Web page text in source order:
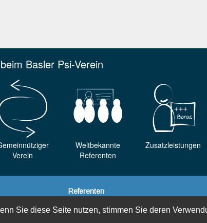
Sie diese Seite nutzen, stimmen Sie deren
Basler Psi-Verein
Verein
Weltbekannte
Referenten
Zusatzleistungen
Referenten